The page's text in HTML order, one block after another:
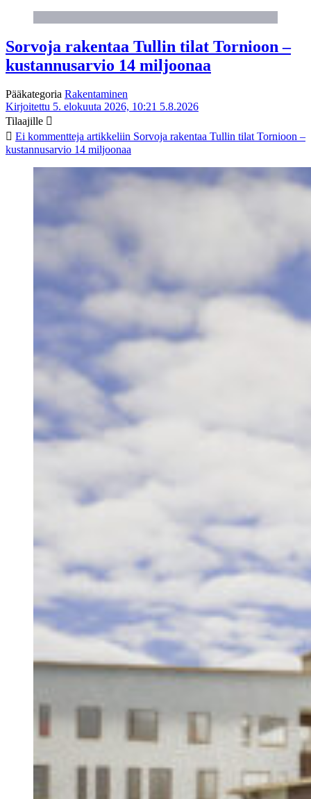
Sorvoja rakentaa Tullin tilat Tornioon –
kustannusarvio 14 miljoonaa
Pääkategoria Rakentaminen
Kirjoitettu 5. elokuuta 2026, 10:21 5.8.2026
Tilaajille
Ei kommentteja artikkeliin Sorvoja rakentaa Tullin tilat Tornioon –
kustannusarvio 14 miljoonaa